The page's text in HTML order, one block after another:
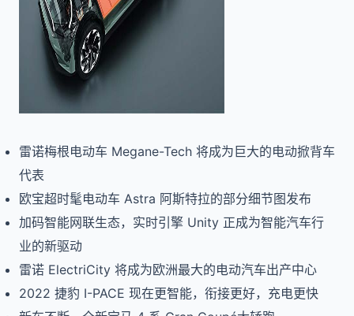
雷诺梅根电动车 Megane-Tech 将成为巨大的电动掀背车
代表
欧宝超时髦电动车 Astra 阿斯特拉的部分细节图发布
加码智能网联生态，实时引擎 Unity 正成为智能汽车行
业的新驱动
雷诺 ElectriCity 将成为欧洲最大的电动汽车出产中心
2022 捷豹 I-PACE 现在更智能，衔接更好，充电更快